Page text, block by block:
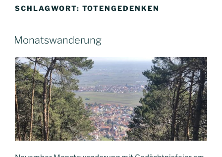
SCHLAGWORT: TOTENGEDENKEN
Monatswanderung